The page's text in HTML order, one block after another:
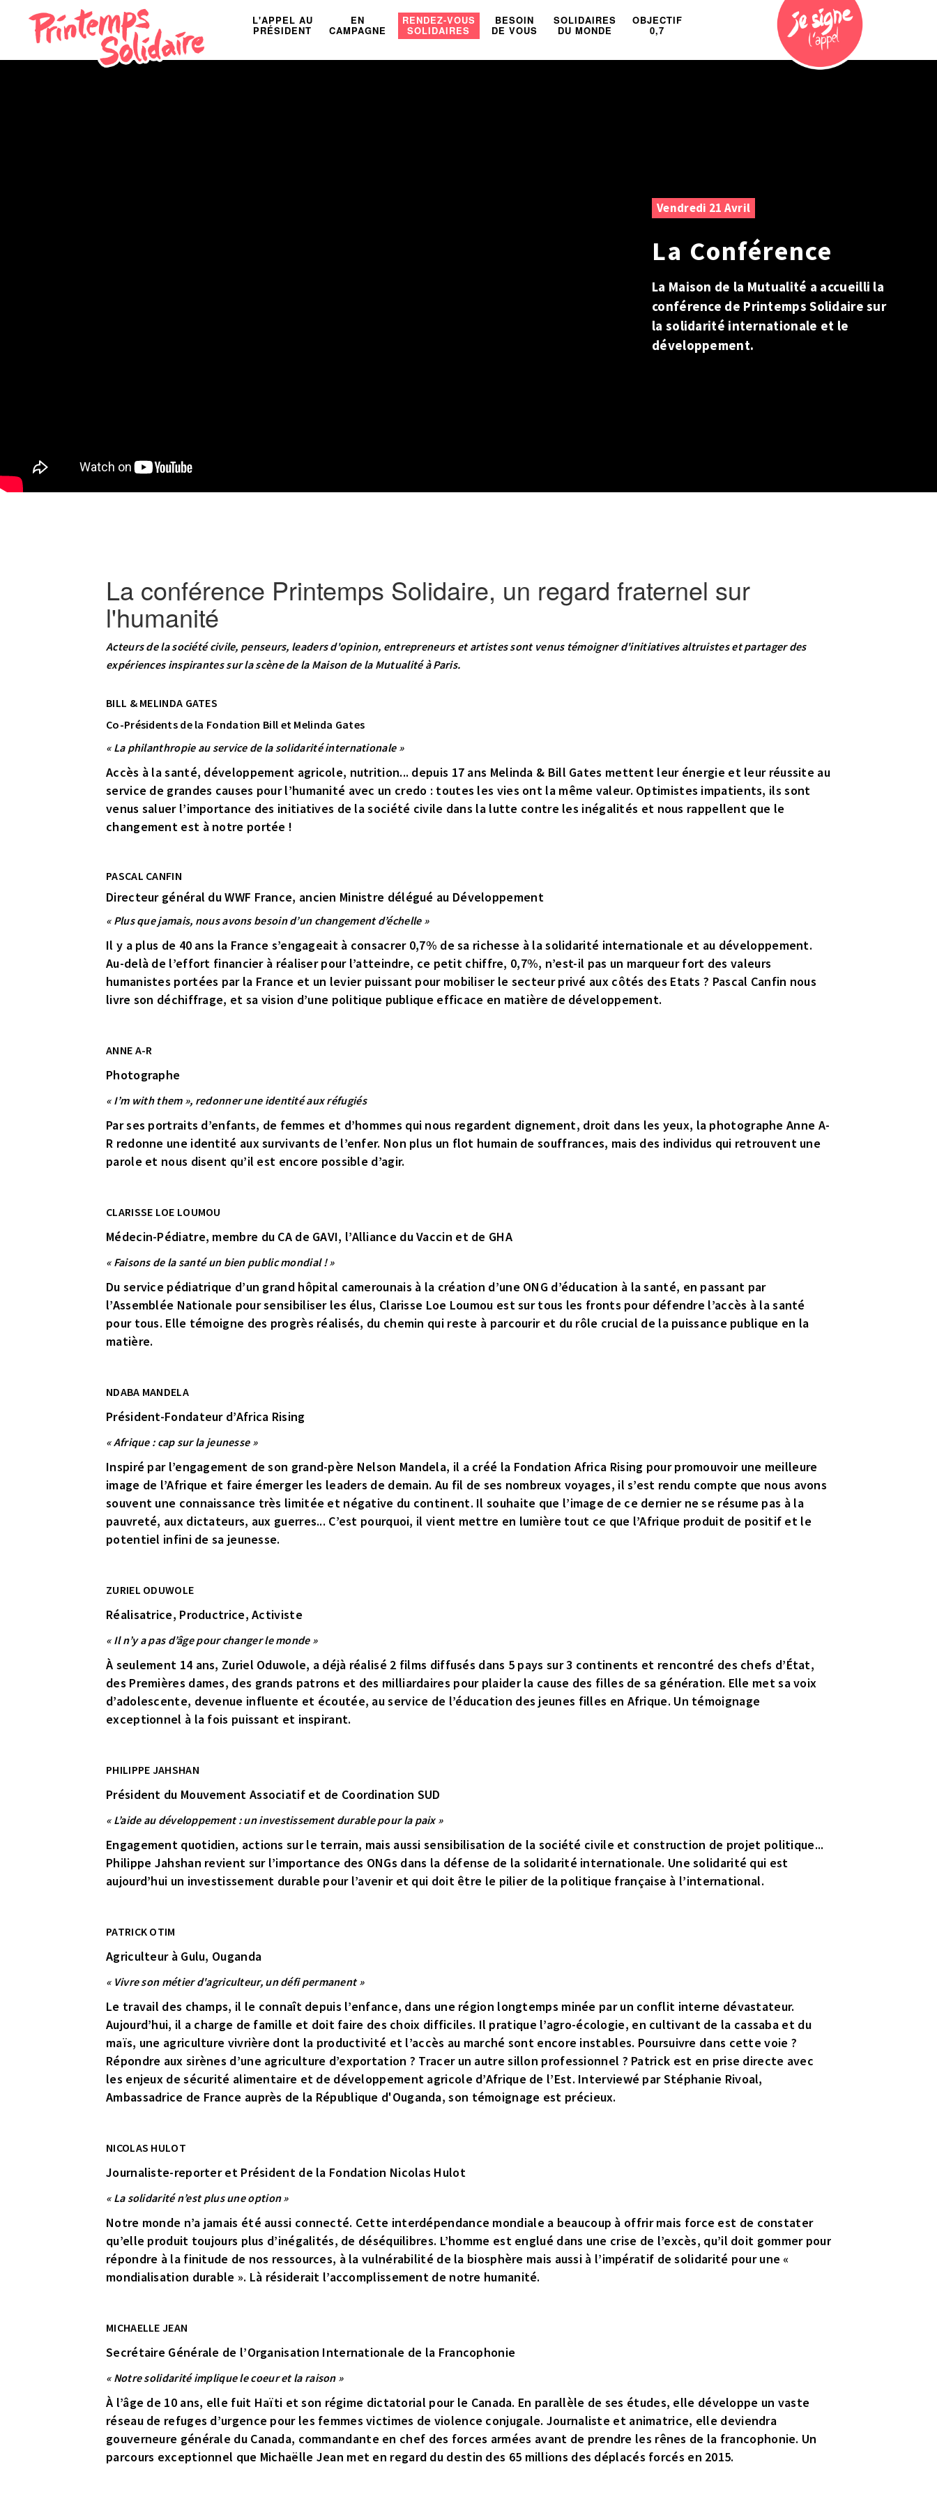
L'APPEL AU
PRÉSIDENT
EN
CAMPAGNE
RENDEZ-VOUS
SOLIDAIRES
BESOIN
DE VOUS
SOLIDAIRES
DU MONDE
OBJECTIF
0,7
Vendredi 21 Avril
La Conférence
La Maison de la Mutualité a accueilli la
conférence de Printemps Solidaire sur
la solidarité internationale et le
développement.
La conférence Printemps Solidaire, un regard fraternel sur
l'humanité
Acteurs de la société civile, penseurs, leaders d'opinion, entrepreneurs et artistes sont venus témoigner d'initiatives altruistes et partager des
expériences inspirantes sur la scène de la Maison de la Mutualité à Paris.
BILL & MELINDA GATES
Co-Présidents de la Fondation Bill et Melinda Gates
« La philanthropie au service de la solidarité internationale »
Accès à la santé, développement agricole, nutrition... depuis 17 ans Melinda & Bill Gates mettent leur énergie et leur réussite au
service de grandes causes pour l’humanité avec un credo : toutes les vies ont la même valeur. Optimistes impatients, ils sont
venus saluer l’importance des initiatives de la société civile dans la lutte contre les inégalités et nous rappellent que le
changement est à notre portée !
PASCAL CANFIN
Directeur général du WWF France, ancien Ministre délégué au Développement
« Plus que jamais, nous avons besoin d’un changement d’échelle »
Il y a plus de 40 ans la France s’engageait à consacrer 0,7% de sa richesse à la solidarité internationale et au développement.
Au-delà de l’effort financier à réaliser pour l’atteindre, ce petit chiffre, 0,7%, n’est-il pas un marqueur fort des valeurs
humanistes portées par la France et un levier puissant pour mobiliser le secteur privé aux côtés des Etats ? Pascal Canfin nous
livre son déchiffrage, et sa vision d’une politique publique efficace en matière de développement.
ANNE A-R
Photographe
« I’m with them », redonner une identité aux réfugiés
Par ses portraits d’enfants, de femmes et d’hommes qui nous regardent dignement, droit dans les yeux, la photographe Anne A-
R redonne une identité aux survivants de l’enfer. Non plus un flot humain de souffrances, mais des individus qui retrouvent une
parole et nous disent qu’il est encore possible d’agir.
CLARISSE LOE LOUMOU
Médecin-Pédiatre, membre du CA de GAVI, l’Alliance du Vaccin et de GHA
« Faisons de la santé un bien public mondial ! »
Du service pédiatrique d’un grand hôpital camerounais à la création d’une ONG d’éducation à la santé, en passant par
l’Assemblée Nationale pour sensibiliser les élus, Clarisse Loe Loumou est sur tous les fronts pour défendre l’accès à la santé
pour tous. Elle témoigne des progrès réalisés, du chemin qui reste à parcourir et du rôle crucial de la puissance publique en la
matière.
NDABA MANDELA
Président-Fondateur d’Africa Rising
« Afrique : cap sur la jeunesse »
Inspiré par l’engagement de son grand-père Nelson Mandela, il a créé la Fondation Africa Rising pour promouvoir une meilleure
image de l’Afrique et faire émerger les leaders de demain. Au fil de ses nombreux voyages, il s’est rendu compte que nous avons
souvent une connaissance très limitée et négative du continent. Il souhaite que l’image de ce dernier ne se résume pas à la
pauvreté, aux dictateurs, aux guerres... C’est pourquoi, il vient mettre en lumière tout ce que l’Afrique produit de positif et le
potentiel infini de sa jeunesse.
ZURIEL ODUWOLE
Réalisatrice, Productrice, Activiste
« Il n’y a pas d’âge pour changer le monde »
À seulement 14 ans, Zuriel Oduwole, a déjà réalisé 2 films diffusés dans 5 pays sur 3 continents et rencontré des chefs d’État,
des Premières dames, des grands patrons et des milliardaires pour plaider la cause des filles de sa génération. Elle met sa voix
d’adolescente, devenue influente et écoutée, au service de l’éducation des jeunes filles en Afrique. Un témoignage
exceptionnel à la fois puissant et inspirant.
PHILIPPE JAHSHAN
Président du Mouvement Associatif et de Coordination SUD
« L’aide au développement : un investissement durable pour la paix »
Engagement quotidien, actions sur le terrain, mais aussi sensibilisation de la société civile et construction de projet politique...
Philippe Jahshan revient sur l’importance des ONGs dans la défense de la solidarité internationale. Une solidarité qui est
aujourd’hui un investissement durable pour l’avenir et qui doit être le pilier de la politique française à l’international.
PATRICK OTIM
Agriculteur à Gulu, Ouganda
« Vivre son métier d'agriculteur, un défi permanent »
Le travail des champs, il le connaît depuis l’enfance, dans une région longtemps minée par un conflit interne dévastateur.
Aujourd’hui, il a charge de famille et doit faire des choix difficiles. Il pratique l’agro-écologie, en cultivant de la cassaba et du
maïs, une agriculture vivrière dont la productivité et l’accès au marché sont encore instables. Poursuivre dans cette voie ?
Répondre aux sirènes d’une agriculture d’exportation ? Tracer un autre sillon professionnel ? Patrick est en prise directe avec
les enjeux de sécurité alimentaire et de développement agricole d’Afrique de l’Est. Interviewé par Stéphanie Rivoal,
Ambassadrice de France auprès de la République d'Ouganda, son témoignage est précieux.
NICOLAS HULOT
Journaliste-reporter et Président de la Fondation Nicolas Hulot
« La solidarité n’est plus une option »
Notre monde n’a jamais été aussi connecté. Cette interdépendance mondiale a beaucoup à offrir mais force est de constater
qu’elle produit toujours plus d’inégalités, de déséquilibres. L’homme est englué dans une crise de l’excès, qu’il doit gommer pour
répondre à la finitude de nos ressources, à la vulnérabilité de la biosphère mais aussi à l’impératif de solidarité pour une «
mondialisation durable ». Là résiderait l’accomplissement de notre humanité.
MICHAELLE JEAN
Secrétaire Générale de l’Organisation Internationale de la Francophonie
« Notre solidarité implique le coeur et la raison »
À l’âge de 10 ans, elle fuit Haïti et son régime dictatorial pour le Canada. En parallèle de ses études, elle développe un vaste
réseau de refuges d’urgence pour les femmes victimes de violence conjugale. Journaliste et animatrice, elle deviendra
gouverneure générale du Canada, commandante en chef des forces armées avant de prendre les rênes de la francophonie. Un
parcours exceptionnel que Michaëlle Jean met en regard du destin des 65 millions des déplacés forcés en 2015.